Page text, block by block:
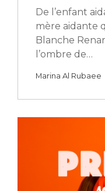
De l’enfant
mère aidante
Blanche
l’ombre de…
Marina Al Rubaee